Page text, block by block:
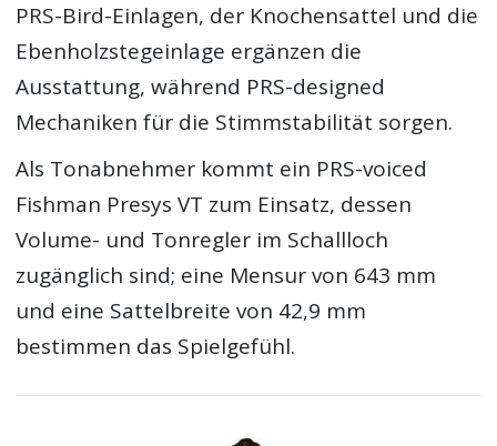
PRS-Bird-Einlagen, der Knochensattel und die
Ebenholzstegeinlage ergänzen die
Ausstattung, während PRS-designed
Mechaniken für die Stimmstabilität sorgen.
Als Tonabnehmer kommt ein PRS-voiced
Fishman Presys VT zum Einsatz, dessen
Volume- und Tonregler im Schallloch
zugänglich sind; eine Mensur von 643 mm
und eine Sattelbreite von 42,9 mm
bestimmen das Spielgefühl.